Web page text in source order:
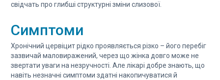
свідчать про глибші структурні зміни слизової.
Симптоми
Хронічний цервіцит рідко проявляється різко – його перебіг
зазвичай маловиражений, через що жінка довго може не
звертати уваги на незручності. Але лікарі добре знають, що
навіть незначні симптоми здатні накопичуватися й